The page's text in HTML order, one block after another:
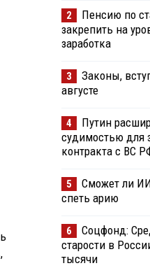
2
Пенсию по
закрепить на
заработка
3
Законы,
августе
4
Путин
судимостью для
контракта с ВС
5
Сможет ли
спеть арию
6
Соцфонд:
старости в
тысячи